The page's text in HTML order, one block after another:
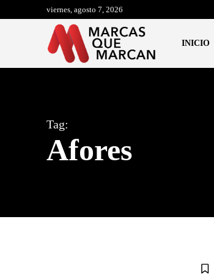
viernes, agosto 7, 2026
INICIO
Tag:
Afores